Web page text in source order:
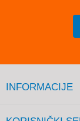
INFORMACIJE